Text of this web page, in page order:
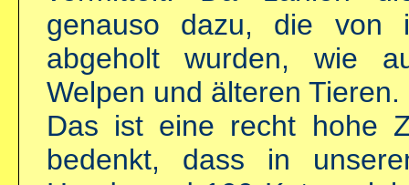
genauso dazu, die von
abgeholt wurden, wie
Welpen und älteren Tieren.
Das ist eine recht hohe
bedenkt, dass in